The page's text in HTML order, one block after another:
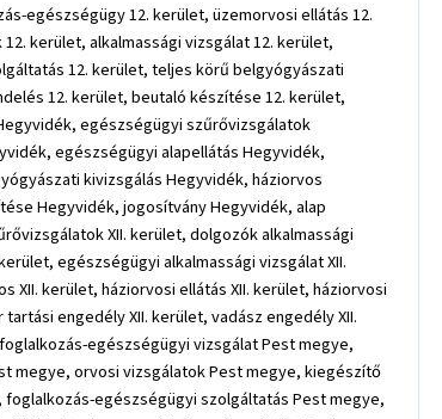
egészségügy 12. kerület, üzemorvosi ellátás 12.
kerület, alkalmassági vizsgálat 12. kerület,
12. kerület, teljes körű belgyógyászati
12. kerület, beutaló készítése 12. kerület,
egészségügyi szűrővizsgálatok
egészségügyi alapellátás Hegyvidék,
kivizsgálás Hegyvidék, háziorvos
Hegyvidék, jogosítvány Hegyvidék, alap
XII. kerület, dolgozók alkalmassági
egészségügyi alkalmassági vizsgálat XII.
kerület, háziorvosi ellátás XII. kerület, háziorvosi
engedély XII. kerület, vadász engedély XII.
egészségügyi vizsgálat Pest megye,
megye, orvosi vizsgálatok Pest megye, kiegészítő
egészségügyi szolgáltatás Pest megye,